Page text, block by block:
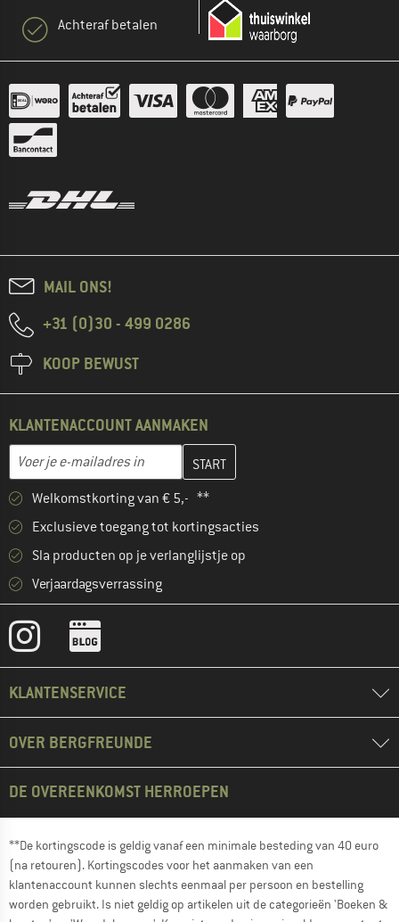
Achteraf betalen
MAIL ONS!
+31 (0)30 - 499 0286
KOOP BEWUST
KLANTENACCOUNT AANMAKEN
E-mailadres
Vul je e-mailadres hier in en maak in de volgende stap je
Welkomstkorting van € 5,- **
Exclusieve toegang tot kortingsacties
Sla producten op je verlanglijstje op
Verjaardagsverrassing
KLANTENSERVICE
OVER BERGFREUNDE
DE OVEREENKOMST HERROEPEN
**De kortingscode is geldig vanaf een minimale besteding van 40 euro
(na retouren). Kortingscodes voor het aanmaken van een
klantenaccount kunnen slechts eenmaal per persoon en bestelling
worden gebruikt. Is niet geldig op artikelen uit de categorieën 'Boeken &